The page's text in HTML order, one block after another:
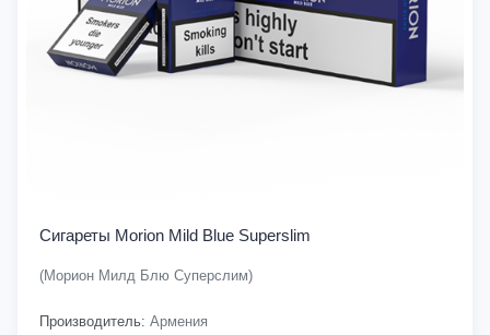
Сигареты Morion Mild Blue Superslim
(Морион Милд Блю Суперслим)
Производитель: Армения